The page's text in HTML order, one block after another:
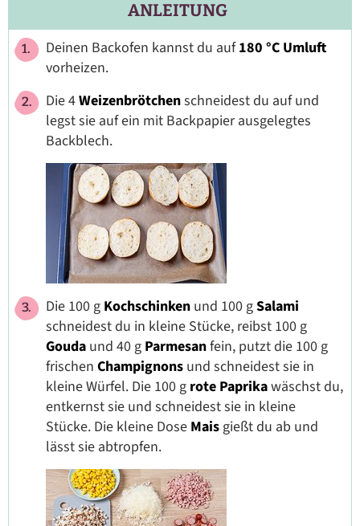
ANLEITUNG
Deinen Backofen kannst du auf180 °C Umluft
vorheizen.
Die 4Weizenbrötchenschneidest du auf und
legst sie auf ein mit Backpapier ausgelegtes
Backblech.
Die 100 g Kochschinken und 100 gSalami
schneidest du in kleine Stücke, reibst 100 g
Gouda und 40 g Parmesanfein, putzt die 100 g
frischen Champignons und schneidest sie in
kleine Würfel. Die 100 g rote Paprikawäschst du,
entkernst sie und schneidest sie in kleine
Stücke. Die kleine Dose Maisgießt du ab und
lässt sie abtropfen.